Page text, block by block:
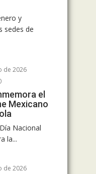
y
sedes de
de 2026
el
Mexicano
Nacional
la...
de 2026